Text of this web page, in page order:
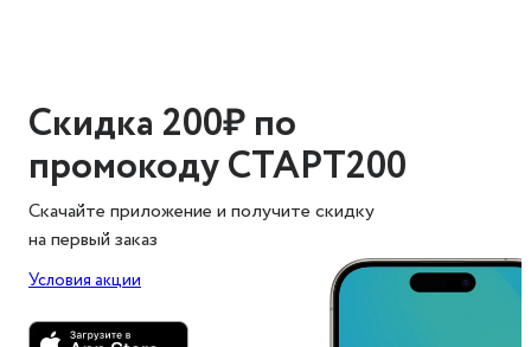
Скидка 200₽ по
промокоду СТАРТ200
Скачайте приложение и получите скидку
на первый заказ
Условия акции